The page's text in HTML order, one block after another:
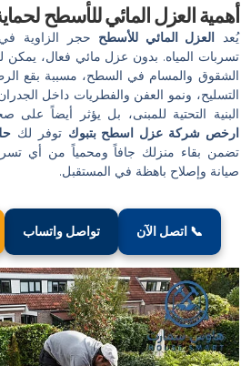
أهمية العزل المائي للأسطح
يُعد العزل المائي للأسطح حجر الزاوية
تسربات المياه. بدون عزل مائي فعال، يمكن
الشقوق والمسام في السطح، مسببة بقع
التسليح، ونمو العفن والفطريات داخل
البنية التحتية للمبنى، بل يؤثر أيضاً
ارخص شركة عزل اسطح بتبوك توفر لك
تضمن بقاء منزلك جافاً ومحمياً من أي
صيانة وإصلاح باهظة في المستقبل.
📞 اتصل الآن تواصل واتساب